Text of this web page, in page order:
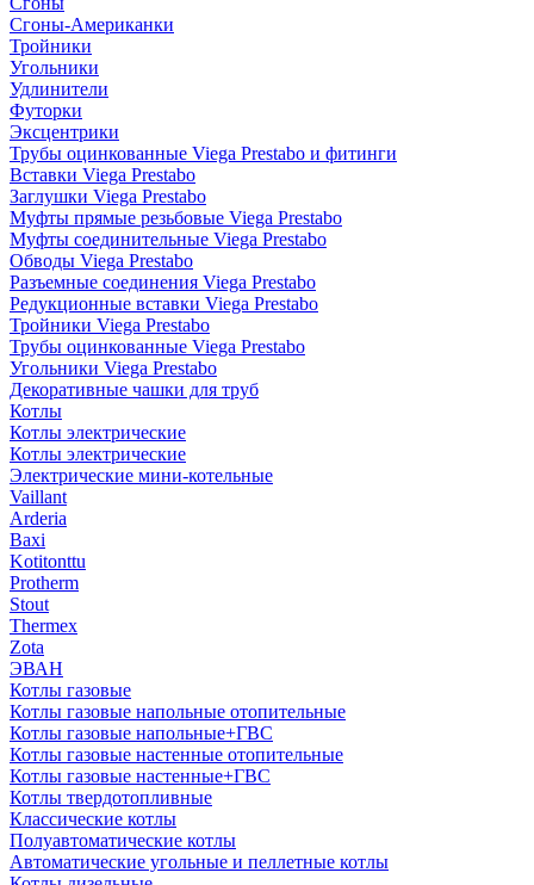
Сгоны-Американки
Тройники
Угольники
Удлинители
Футорки
Эксцентрики
Трубы оцинкованные Viega Prestabo и фитинги
Вставки Viega Prestabo
Заглушки Viega Prestabo
Муфты прямые резьбовые Viega Prestabo
Муфты соединительные Viega Prestabo
Обводы Viega Prestabo
Разъемные соединения Viega Prestabo
Редукционные вставки Viega Prestabo
Тройники Viega Prestabo
Трубы оцинкованные Viega Prestabo
Угольники Viega Prestabo
Декоративные чашки для труб
Котлы
Котлы электрические
Котлы электрические
Электрические мини-котельные
Vaillant
Arderia
Baxi
Kotitonttu
Protherm
Stout
Thermex
Zota
ЭВАН
Котлы газовые
Котлы газовые напольные отопительные
Котлы газовые напольные+ГВС
Котлы газовые настенные отопительные
Котлы газовые настенные+ГВС
Котлы твердотопливные
Классические котлы
Полуавтоматические котлы
Автоматические угольные и пеллетные котлы